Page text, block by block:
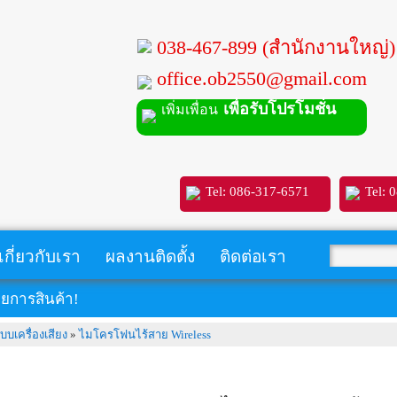
038-467-899 (สำนักงานใหญ่)
office.ob2550@gmail.com
เพิ่มเพื่อน เพื่อรับโปรโมชั่น
Tel: 086-317-6571 Tel:
กี่ยวกับเรา ผลงานติดตั้ง ติดต่อเรา
การสินค้า!
บเครื่องเสียง »ไมโครโฟนไร้สาย Wireless